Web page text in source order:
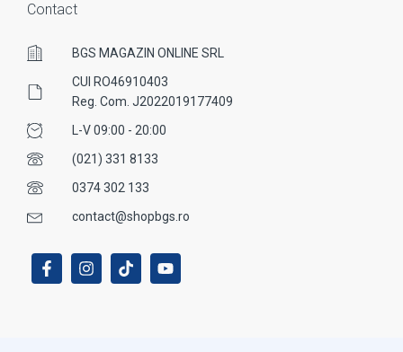
Contact
BGS MAGAZIN ONLINE SRL
CUI RO46910403
Reg. Com. J2022019177409
L-V 09:00 - 20:00
(021) 331 8133
0374 302 133
contact@shopbgs.ro